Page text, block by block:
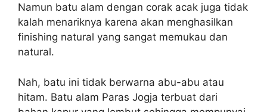
Namun batu alam dengan corak acak juga tidak
kalah menariknya karena akan menghasilkan
finishing natural yang sangat memukau dan
natural.
Nah, batu ini tidak berwarna abu-abu atau
hitam. Batu alam Paras Jogja terbuat dari